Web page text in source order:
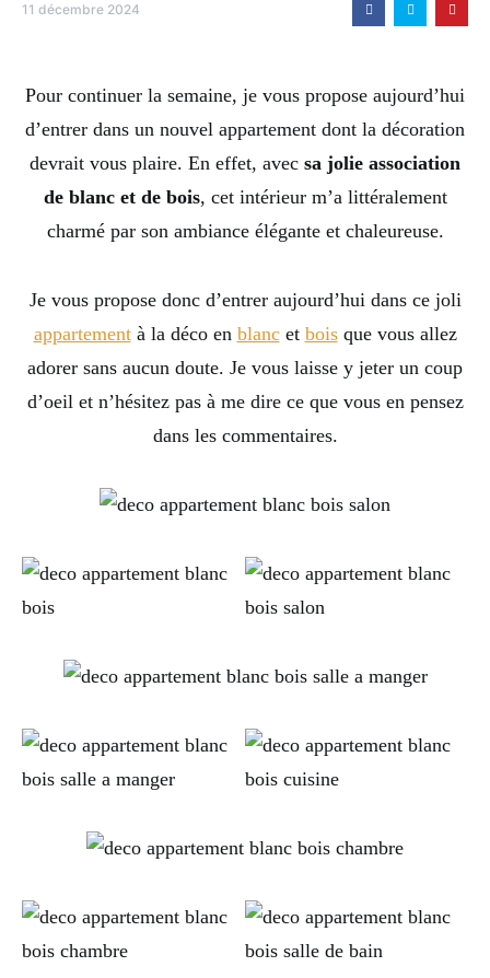
11 décembre 2024
Pour continuer la semaine, je vous propose aujourd’hui
d’entrer dans un nouvel appartement dont la décoration
devrait vous plaire. En effet, avec sa jolie association
de blanc et de bois, cet intérieur m’a littéralement
charmé par son ambiance élégante et chaleureuse.
Je vous propose donc d’entrer aujourd’hui dans ce joli
appartementà la déco en blancet boisque vous allez
adorer sans aucun doute. Je vous laisse y jeter un coup
d’oeil et n’hésitez pas à me dire ce que vous en pensez
dans les commentaires.